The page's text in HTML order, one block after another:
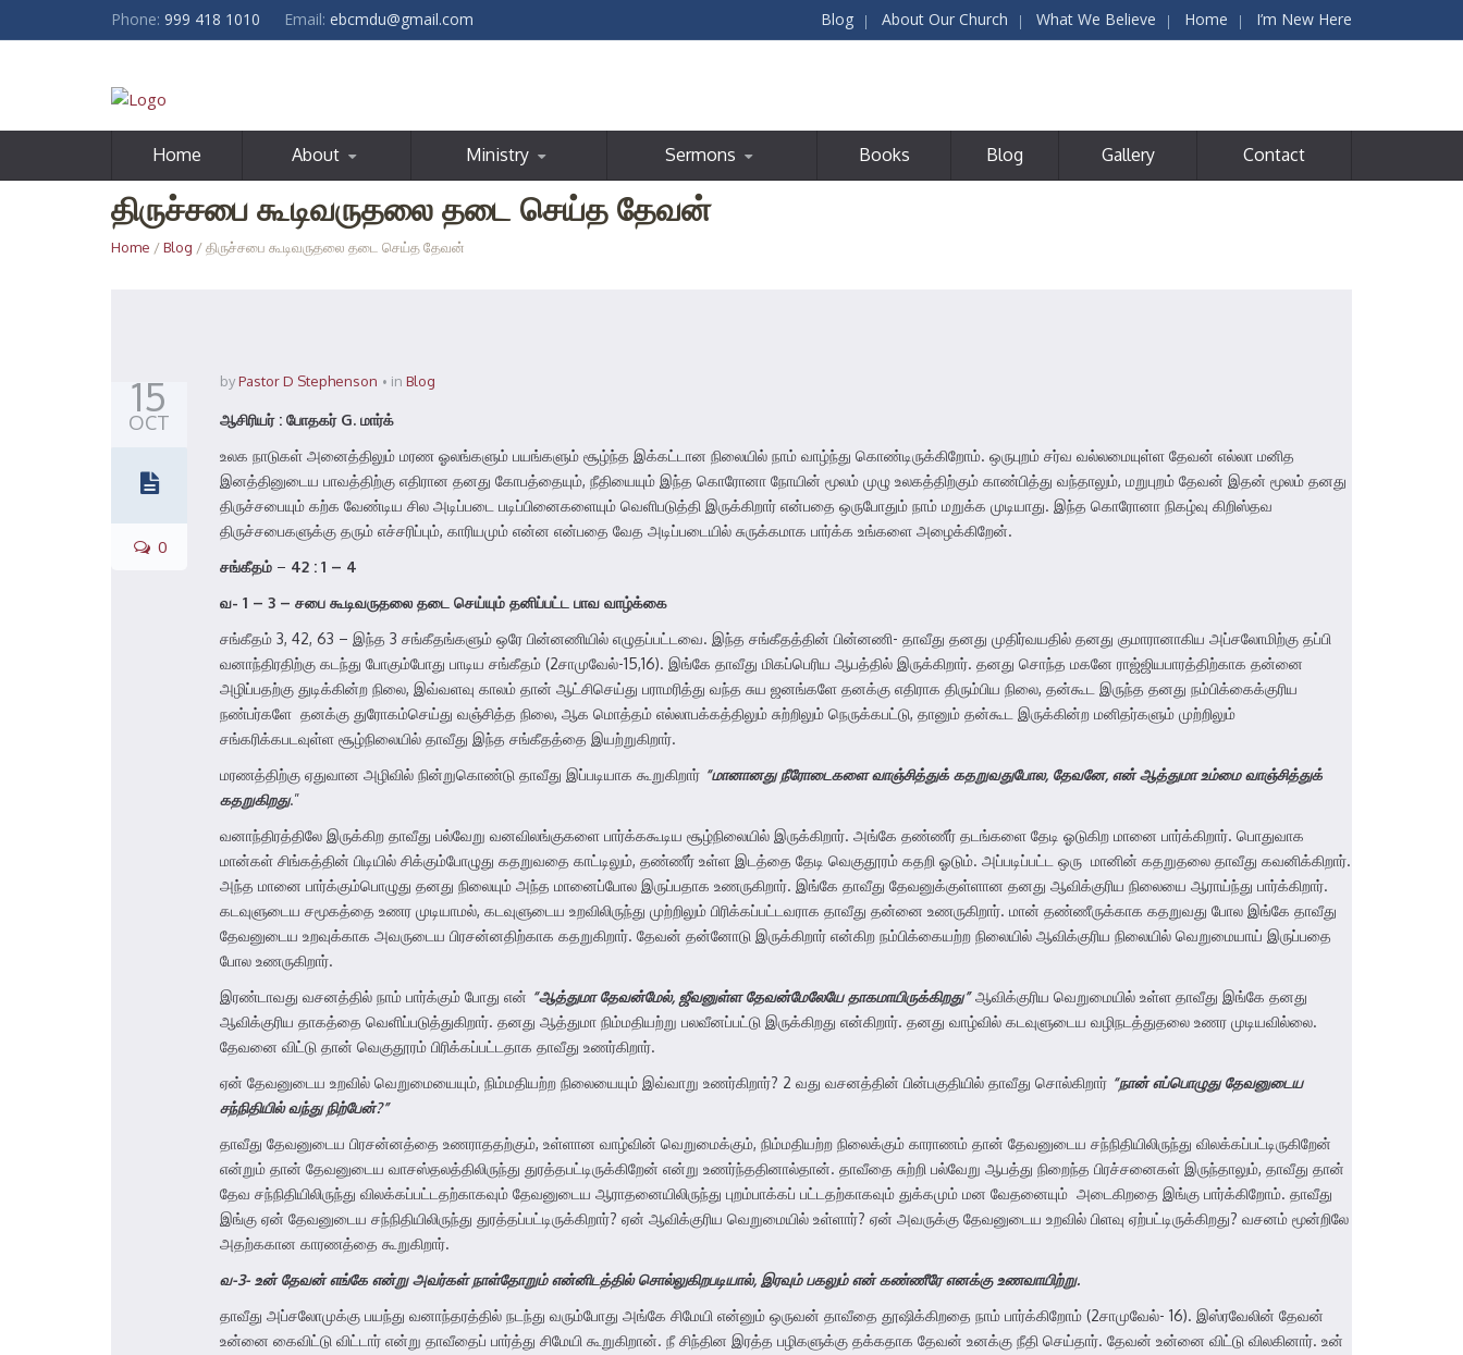
Phone: 999 418 1010 Email: ebcmdu@gmail.com Blog About Our Church What We Believe Home I’m New Here
Home About Ministry Sermons Books Blog Gallery Contact
திருச்சபை கூடிவருதலை தடை செய்த தேவன்
Home /Blog / திருச்சபை கூடிவருதலை தடை செய்த தேவன்
15
OCT
0
byPastor D Stephenson in Blog
ஆசிரியர் : போதகர் G. மார்க்
உலக நாடுகள் அனைத்திலும் மரண ஓலங்களும் பயங்களும் சூழ்ந்த இக்கட்டான நிலையில் நாம் வாழ்ந்து கொண்டிருக்கிறோம். ஒருபுறம் சர்வ வல்லமையுள்ள தேவன் எல்லா மனித
இனத்தினுடைய பாவத்திற்கு எதிரான தனது கோபத்தையும், நீதியையும் இந்த கொரோனா நோயின் மூலம் முழு உலகத்திற்கும் காண்பித்து வந்தாலும், மறுபுறம் தேவன் இதன் மூலம் தனது
திருச்சபையும் கற்க வேண்டிய சில அடிப்படை படிப்பினைகளையும் வெளிபடுத்தி இருக்கிறார் என்பதை ஒருபோதும் நாம் மறுக்க முடியாது. இந்த கொரோனா நிகழ்வு கிறிஸ்தவ
திருச்சபைகளுக்கு தரும் எச்சரிப்பும், காரியமும் என்ன என்பதை வேத அடிப்படையில் சுருக்கமாக பார்க்க உங்களை அழைக்கிறேன்.
சங்கீதம் – 42 : 1 – 4
வ- 1 – 3 – சபை கூடிவருதலை தடை செய்யும் தனிப்பட்ட பாவ வாழ்க்கை
சங்கீதம் 3, 42, 63 – இந்த 3 சங்கீதங்களும் ஒரே பின்னணியில் எழுதப்பட்டவை. இந்த சங்கீதத்தின் பின்னணி- தாவீது தனது முதிர்வயதில் தனது குமாரானாகிய அப்சலோமிற்கு தப்பி
வனாந்திரதிற்கு கடந்து போகும்போது பாடிய சங்கீதம் (2சாமுவேல்-15,16). இங்கே தாவீது மிகப்பெரிய ஆபத்தில் இருக்கிறார். தனது சொந்த மகனே ராஜ்ஜியபாரத்திற்காக தன்னை
அழிப்பதற்கு துடிக்கின்ற நிலை, இவ்வளவு காலம் தான் ஆட்சிசெய்து பராமரித்து வந்த சுய ஜனங்களே தனக்கு எதிராக திரும்பிய நிலை, தன்கூட இருந்த தனது நம்பிக்கைக்குரிய
நண்பர்களே தனக்கு துரோகம்செய்து வஞ்சித்த நிலை, ஆக மொத்தம் எல்லாபக்கத்திலும் சுற்றிலும் நெருக்கபட்டு, தானும் தன்கூட இருக்கின்ற மனிதர்களும் முற்றிலும்
சங்கரிக்கபடவுள்ள சூழ்நிலையில் தாவீது இந்த சங்கீதத்தை இயற்றுகிறார்.
மரணத்திற்கு ஏதுவான அழிவில் நின்றுகொண்டு தாவீது இப்படியாக கூறுகிறார் “மானானது நீரோடைகளை வாஞ்சித்துக் கதறுவதுபோல, தேவனே, என் ஆத்துமா உம்மை வாஞ்சித்துக்
கதறுகிறது.”
வனாந்திரத்திலே இருக்கிற தாவீது பல்வேறு வனவிலங்குகளை பார்க்ககூடிய சூழ்நிலையில் இருக்கிறார். அங்கே தண்ணீர் தடங்களை தேடி ஓடுகிற மானை பார்க்கிறார். பொதுவாக
மான்கள் சிங்கத்தின் பிடியில் சிக்கும்போழுது கதறுவதை காட்டிலும், தண்ணீர் உள்ள இடத்தை தேடி வெகுதூரம் கதறி ஓடும். அப்படிப்பட்ட ஒரு மானின் கதறுதலை தாவீது கவனிக்கிறார்.
அந்த மானை பார்க்கும்பொழுது தனது நிலையும் அந்த மானைப்போல இருப்பதாக உணருகிறார். இங்கே தாவீது தேவனுக்குள்ளான தனது ஆவிக்குரிய நிலையை ஆராய்ந்து பார்க்கிறார்.
கடவுளுடைய சமூகத்தை உணர முடியாமல், கடவுளுடைய உறவிலிருந்து முற்றிலும் பிரிக்கப்பட்டவராக தாவீது தன்னை உணருகிறார். மான் தண்ணீருக்காக கதறுவது போல இங்கே தாவீது
தேவனுடைய உறவுக்காக அவருடைய பிரசன்னதிற்காக கதறுகிறார். தேவன் தன்னோடு இருக்கிறார் என்கிற நம்பிக்கையற்ற நிலையில் ஆவிக்குரிய நிலையில் வெறுமையாய் இருப்பதை
போல உணருகிறார்.
இரண்டாவது வசனத்தில் நாம் பார்க்கும் போது என் “ஆத்துமா தேவன்மேல், ஜீவனுள்ள தேவன்மேலேயே தாகமாயிருக்கிறது”ஆவிக்குரிய வெறுமையில் உள்ள தாவீது இங்கே தனது
ஆவிக்குரிய தாகத்தை வெளிப்படுத்துகிறார். தனது ஆத்துமா நிம்மதியற்று பலவீனப்பட்டு இருக்கிறது என்கிறார். தனது வாழ்வில் கடவுளுடைய வழிநடத்துதலை உணர முடியவில்லை.
தேவனை விட்டு தான் வெகுதூரம் பிரிக்கப்பட்டதாக தாவீது உணர்கிறார்.
ஏன் தேவனுடைய உறவில் வெறுமையையும், நிம்மதியற்ற நிலையையும் இவ்வாறு உணர்கிறார்? 2 வது வசனத்தின் பின்பகுதியில் தாவீது சொல்கிறார் “நான் எப்பொழுது தேவனுடைய
சந்நிதியில் வந்து நிற்பேன்?”
தாவீது தேவனுடைய பிரசன்னத்தை உணராததற்கும், உள்ளான வாழ்வின் வெறுமைக்கும், நிம்மதியற்ற நிலைக்கும் காராணம் தான் தேவனுடைய சந்நிதியிலிருந்து விலக்கப்பட்டிருகிறேன்
என்றும் தான் தேவனுடைய வாசஸ்தலத்திலிருந்து துரத்தபட்டிருக்கிறேன் என்று உணர்ந்ததினால்தான். தாவீதை சுற்றி பல்வேறு ஆபத்து நிறைந்த பிரச்சனைகள் இருந்தாலும், தாவீது தான்
தேவ சந்நிதியிலிருந்து விலக்கப்பட்டதற்காகவும் தேவனுடைய ஆராதனையிலிருந்து புறம்பாக்கப் பட்டதற்காகவும் துக்கமும் மன வேதனையும் அடைகிறதை இங்கு பார்க்கிறோம். தாவீது
இங்கு ஏன் தேவனுடைய சந்நிதியிலிருந்து துரத்தப்பட்டிருக்கிறார்? ஏன் ஆவிக்குரிய வெறுமையில் உள்ளார்? ஏன் அவருக்கு தேவனுடைய உறவில் பிளவு ஏற்பட்டிருக்கிறது? வசனம் மூன்றிலே
அதற்ககான காரணத்தை கூறுகிறார்.
வ-3- உன் தேவன் எங்கே என்று அவர்கள் நாள்தோறும் என்னிடத்தில் சொல்லுகிறபடியால், இரவும் பகலும் என் கண்ணீரே எனக்கு உணவாயிற்று.
தாவீது அப்சலோமுக்கு பயந்து வனாந்தரத்தில் நடந்து வரும்போது அங்கே சிமேயி என்னும் ஒருவன் தாவீதை தூஷிக்கிறதை நாம் பார்க்கிறோம் (2சாமுவேல்- 16). இஸ்ரவேலின் தேவன்
உன்னை கைவிட்டு விட்டார் என்று தாவீதைப் பார்த்து சிமேயி கூறுகிறான். நீ சிந்தின இரத்த பழிகளுக்கு தக்கதாக தேவன் உனக்கு நீதி செய்தார். தேவன் உன்னை விட்டு விலகினார். உன்